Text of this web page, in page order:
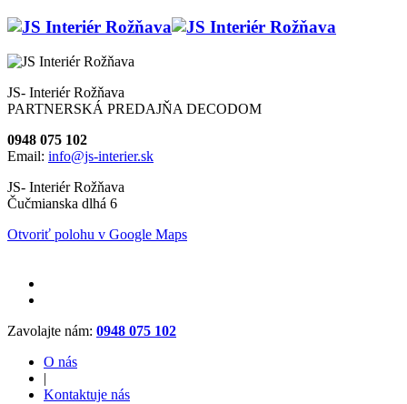
JS- Interiér Rožňava
PARTNERSKÁ PREDAJŇA DECODOM
0948 075 102
Email: info@js-interier.sk
JS- Interiér Rožňava
Čučmianska dlhá 6
Otvoriť polohu v Google Maps
Zavolajte nám: 0948 075 102
O nás
|
Kontaktuje nás